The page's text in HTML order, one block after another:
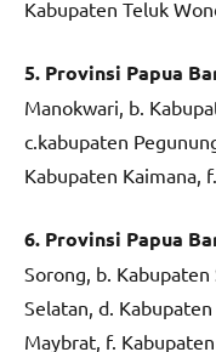
Kabupaten Teluk
5. Provinsi Papua
Manokwari, b.
c.kabupaten
Kabupaten Kaimana,
6. Provinsi Papua
Sorong, b.
Selatan, d.
Maybrat, f. Kabupaten